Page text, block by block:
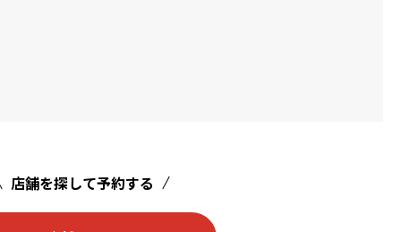
店舗を探して予約する